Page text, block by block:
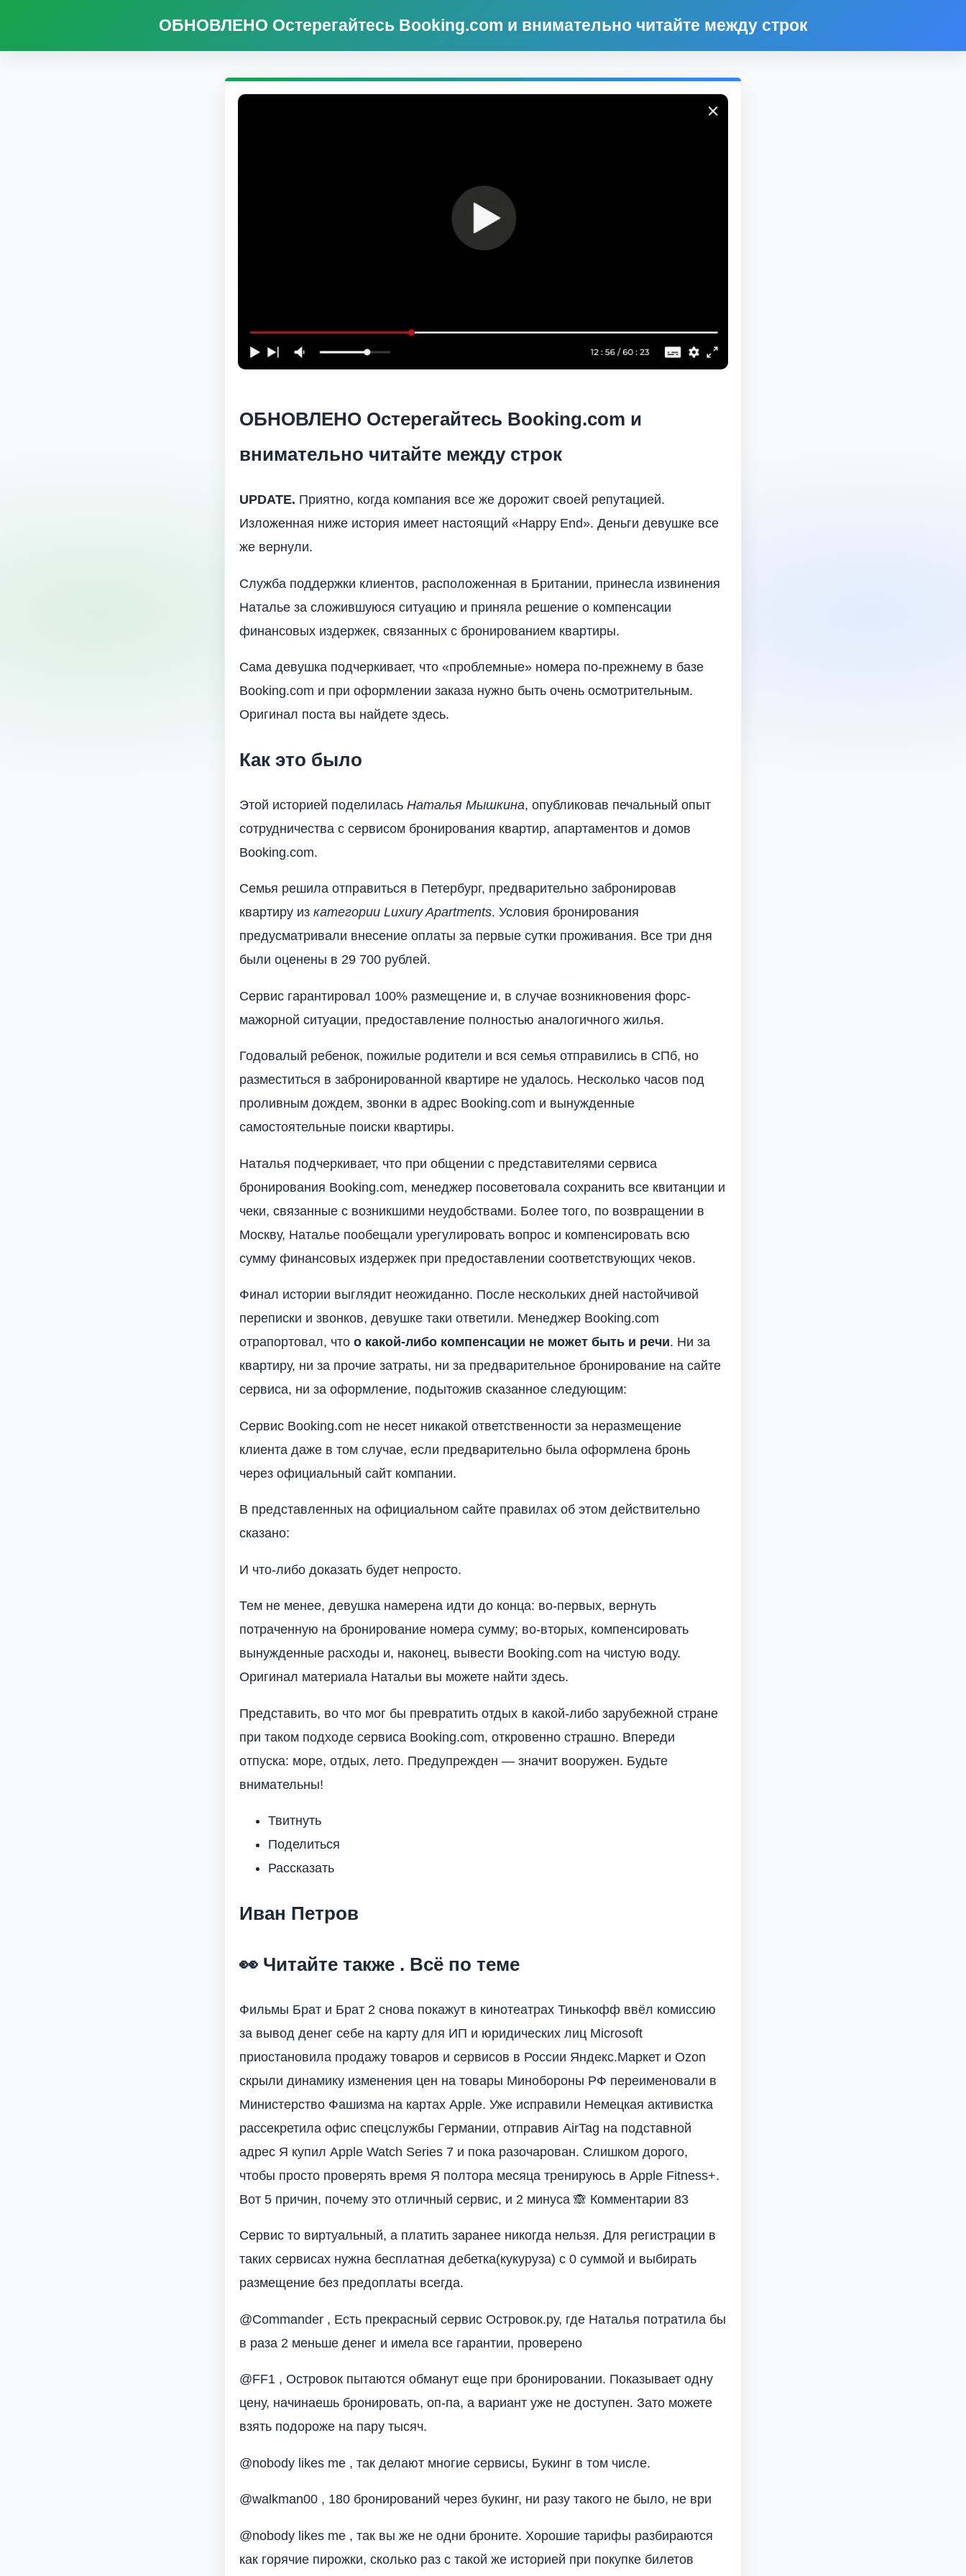
ОБНОВЛЕНО Остерегайтесь Booking.com и внимательно читайте между строк
ОБНОВЛЕНО Остерегайтесь Booking.com и
внимательно читайте между строк
UPDATE. Приятно, когда компания все же дорожит своей репутацией.
Изложенная ниже история имеет настоящий «Happy End». Деньги девушке все
же вернули.
Служба поддержки клиентов, расположенная в Британии, принесла извинения
Наталье за сложившуюся ситуацию и приняла решение о компенсации
финансовых издержек, связанных с бронированием квартиры.
Сама девушка подчеркивает, что «проблемные» номера по-прежнему в базе
Booking.com и при оформлении заказа нужно быть очень осмотрительным.
Оригинал поста вы найдете здесь.
Как это было
Этой историей поделилась Наталья Мышкина, опубликовав печальный опыт
сотрудничества с сервисом бронирования квартир, апартаментов и домов
Booking.com.
Семья решила отправиться в Петербург, предварительно забронировав
квартиру из категории Luxury Apartments. Условия бронирования
предусматривали внесение оплаты за первые сутки проживания. Все три дня
были оценены в 29 700 рублей.
Сервис гарантировал 100% размещение и, в случае возникновения форс-
мажорной ситуации, предоставление полностью аналогичного жилья.
Годовалый ребенок, пожилые родители и вся семья отправились в СПб, но
разместиться в забронированной квартире не удалось. Несколько часов под
проливным дождем, звонки в адрес Booking.com и вынужденные
самостоятельные поиски квартиры.
Наталья подчеркивает, что при общении с представителями сервиса
бронирования Booking.com, менеджер посоветовала сохранить все квитанции и
чеки, связанные с возникшими неудобствами. Более того, по возвращении в
Москву, Наталье пообещали урегулировать вопрос и компенсировать всю
сумму финансовых издержек при предоставлении соответствующих чеков.
Финал истории выглядит неожиданно. После нескольких дней настойчивой
переписки и звонков, девушке таки ответили. Менеджер Booking.com
отрапортовал, что о какой-либо компенсации не может быть и речи. Ни за
квартиру, ни за прочие затраты, ни за предварительное бронирование на сайте
сервиса, ни за оформление, подытожив сказанное следующим:
Сервис Booking.com не несет никакой ответственности за неразмещение
клиента даже в том случае, если предварительно была оформлена бронь
через официальный сайт компании.
В представленных на официальном сайте правилах об этом действительно
сказано:
И что-либо доказать будет непросто.
Тем не менее, девушка намерена идти до конца: во-первых, вернуть
потраченную на бронирование номера сумму; во-вторых, компенсировать
вынужденные расходы и, наконец, вывести Booking.com на чистую воду.
Оригинал материала Натальи вы можете найти здесь.
Представить, во что мог бы превратить отдых в какой-либо зарубежной стране
при таком подходе сервиса Booking.com, откровенно страшно. Впереди
отпуска: море, отдых, лето. Предупрежден — значит вооружен. Будьте
внимательны!
Твитнуть
Поделиться
Рассказать
Иван Петров
👀 Читайте также . Всё по теме
Фильмы Брат и Брат 2 снова покажут в кинотеатрах Тинькофф ввёл комиссию
за вывод денег себе на карту для ИП и юридических лиц Microsoft
приостановила продажу товаров и сервисов в России Яндекс.Маркет и Ozon
скрыли динамику изменения цен на товары Минобороны РФ переименовали в
Министерство Фашизма на картах Apple. Уже исправили Немецкая активистка
рассекретила офис спецслужбы Германии, отправив AirTag на подставной
адрес Я купил Apple Watch Series 7 и пока разочарован. Слишком дорого,
чтобы просто проверять время Я полтора месяца тренируюсь в Apple Fitness+.
Вот 5 причин, почему это отличный сервис, и 2 минуса 🙈 Комментарии 83
Сервис то виртуальный, а платить заранее никогда нельзя. Для регистрации в
таких сервисах нужна бесплатная дебетка(кукуруза) с 0 суммой и выбирать
размещение без предоплаты всегда.
@Commander , Есть прекрасный сервис Островок.ру, где Наталья потратила бы
в раза 2 меньше денег и имела все гарантии, проверено
@FF1 , Островок пытаются обманут еще при бронировании. Показывает одну
цену, начинаешь бронировать, оп-па, а вариант уже не доступен. Зато можете
взять подороже на пару тысяч.
@nobody likes me , так делают многие сервисы, Букинг в том числе.
@walkman00 , 180 бронирований через букинг, ни разу такого не было, не ври
@nobody likes me , так вы же не одни броните. Хорошие тарифы разбираются
как горячие пирожки, сколько раз с такой же историей при покупке билетов